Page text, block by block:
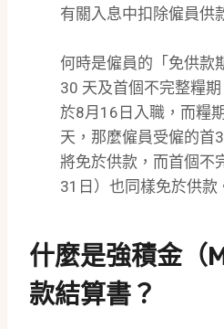
有關入息中扣除僱員供
何時是僱員的「免供款
30 天及首個不完整糧
於8月16日入職，而糧
天，那麼僱員受僱的首
將免於供款，而首個不
31日）也同樣免於供款
什麼是強積金（
款結算書？